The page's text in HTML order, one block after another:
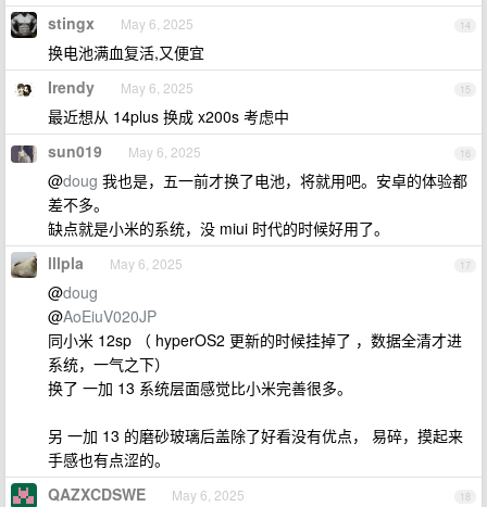
14
stingx May 6, 2025
换电池满血复活,又便宜
15
Irendy May 6, 2025
最近想从 14plus 换成 x200s 考虑中
16
sun019 May 6, 2025
@doug 我也是，五一前才换了电池，将就用吧。安卓的体验都
差不多。
缺点就是小米的系统，没 miui 时代的时候好用了。
17
lllpla May 6, 2025
@doug
@AoEiuV020JP
同小米 12sp （ hyperOS2 更新的时候挂掉了 ，数据全清才进
系统，一气之下）
换了 一加 13 系统层面感觉比小米完善很多。
另 一加 13 的磨砂玻璃后盖除了好看没有优点， 易碎，摸起来
手感也有点涩的。
18
QAZXCDSWE May 6, 2025